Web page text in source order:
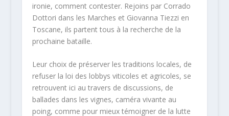
ironie, comment contester. Rejoins par Corrado
Dottori dans les Marches et Giovanna Tiezzi en
Toscane, ils partent tous à la recherche de la
prochaine bataille.
Leur choix de préserver les traditions locales, de
refuser la loi des lobbys viticoles et agricoles, se
retrouvent ici au travers de discussions, de
ballades dans les vignes, caméra vivante au
poing, comme pour mieux témoigner de la lutte